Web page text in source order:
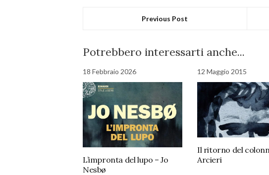
Previous Post
Potrebbero interessarti anche...
18 Febbraio 2026
L’impronta del lupo – Jo
Nesbø
12 Maggio 2015
Il ritorno del
Arcieri